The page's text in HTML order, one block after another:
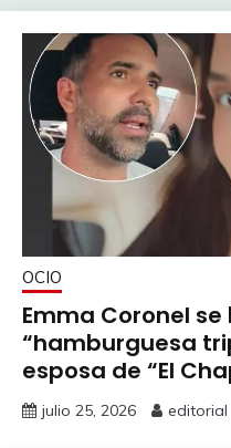
OCIO
Emma Coronel
“hamburguesa
esposa de “El
julio 25, 2026 editorial